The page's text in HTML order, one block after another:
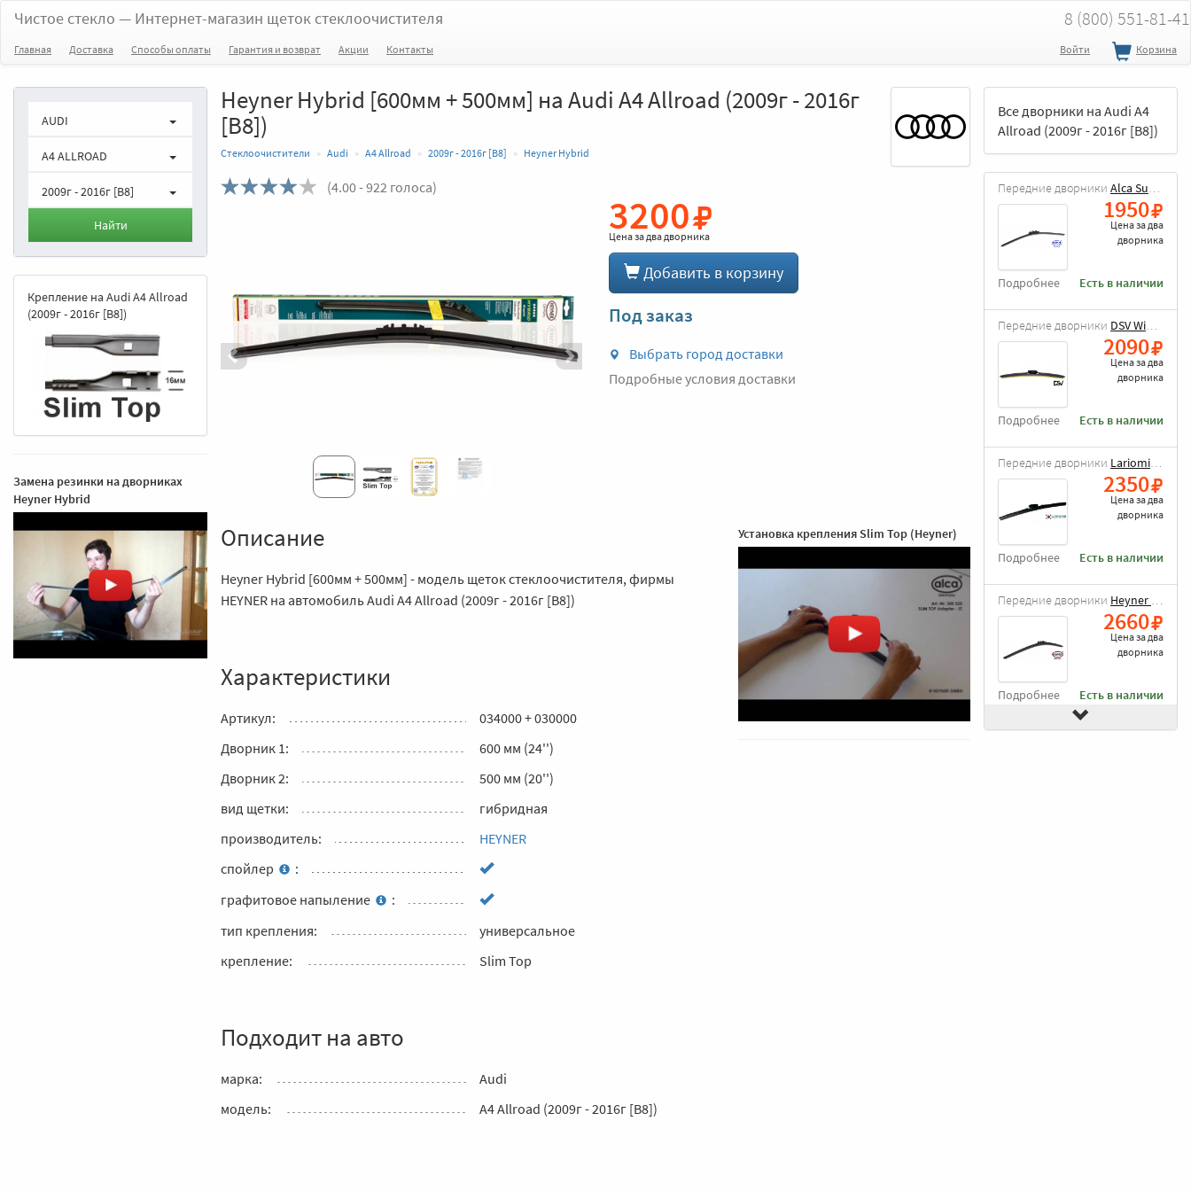
Чистое стекло — Интернет-магазин щеток стеклоочистителя 8 (800) 551-81-41
Главная Доставка Способы оплаты Гарантия и возврат Акции Контакты Войти Корзина
Heyner Hybrid [600мм + 500мм] на Audi A4 Allroad (2009г - 2016г
[В8])
Стеклоочистители Audi A4 Allroad 2009г - 2016г [В8] Heyner Hybrid
(4.00- 922 голоса)
Вперед3200
Цена задва дворника
Добавить в корзину
Под заказ
Выбрать город доставки
Подробные условия доставки
Установка крепления Slim Top (Heyner)
Описание
Heyner Hybrid [600мм + 500мм] - модель щеток стеклоочистителя, фирмы
HEYNER на автомобиль Audi A4 Allroad (2009г - 2016г [В8])
Характеристики
Артикул:
034000 + 030000
Дворник 1:
600 мм (24'')
Дворник 2:
500 мм (20'')
вид щетки:
гибридная
производитель:
HEYNER
спойлер
:
графитовое напыление
:
тип крепления:
универсальное
крепление:
Slim Top
Подходит на авто
марка:
Audi
модель:
A4 Allroad (2009г - 2016г [В8])
AUDI
A4 ALLROAD
2009г - 2016г [В8]
Найти
Крепление на Audi A4 Allroad
(2009г - 2016г [В8])
Замена резинки на дворниках
Heyner Hybrid
Все дворники на Audi A4
Allroad (2009г - 2016г [В8])
Передние дворники Alca Super Flat
1950
Цена задва
дворника
Есть в наличии
Подробнее
Передние дворники DSV Wiper Blade
2090
Цена задва
дворника
Есть в наличии
Подробнее
Передние дворники Lariomi Hybrid
2350
Цена задва
дворника
Есть в наличии
Подробнее
Передние дворники Heyner All Season
2660
Цена задва
дворника
Есть в наличии
Подробнее